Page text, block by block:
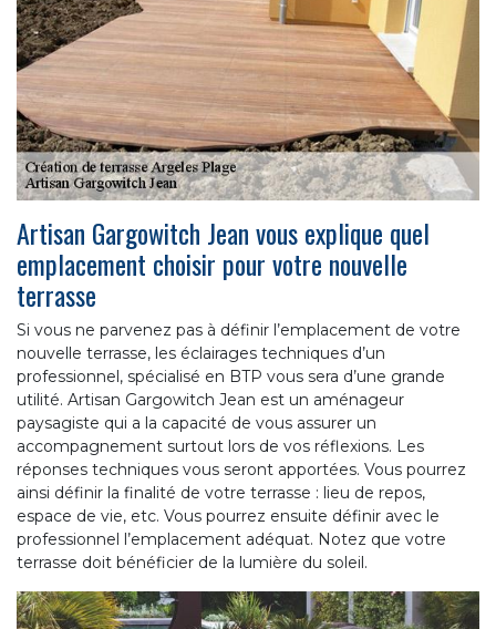
Artisan Gargowitch Jean vous explique quel
emplacement choisir pour votre nouvelle
terrasse
Si vous ne parvenez pas à définir l’emplacement de votre
nouvelle terrasse, les éclairages techniques d’un
professionnel, spécialisé en BTP vous sera d’une grande
utilité. Artisan Gargowitch Jean est un aménageur
paysagiste qui a la capacité de vous assurer un
accompagnement surtout lors de vos réflexions. Les
réponses techniques vous seront apportées. Vous pourrez
ainsi définir la finalité de votre terrasse : lieu de repos,
espace de vie, etc. Vous pourrez ensuite définir avec le
professionnel l’emplacement adéquat. Notez que votre
terrasse doit bénéficier de la lumière du soleil.